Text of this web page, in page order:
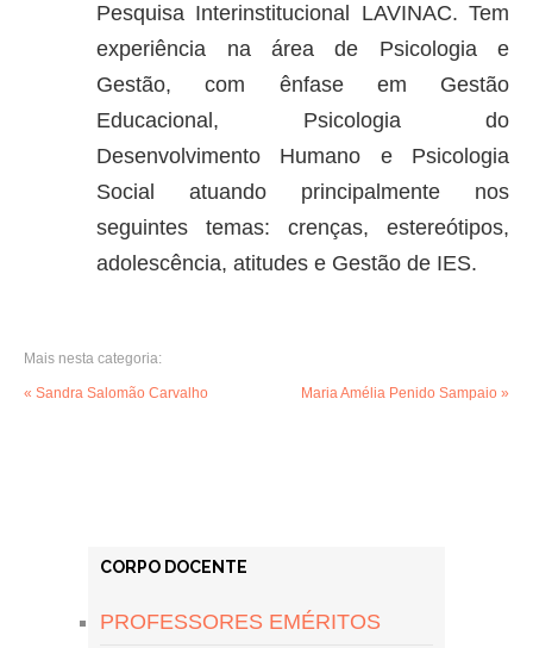
Pesquisa Interinstitucional LAVINAC. Tem
experiência na área de Psicologia e
Gestão, com ênfase em Gestão
Educacional, Psicologia do
Desenvolvimento Humano e Psicologia
Social atuando principalmente nos
seguintes temas: crenças, estereótipos,
adolescência, atitudes e Gestão de IES.
Mais nesta categoria:
« Sandra Salomão Carvalho Maria Amélia Penido Sampaio »
CORPO DOCENTE
PROFESSORES EMÉRITOS